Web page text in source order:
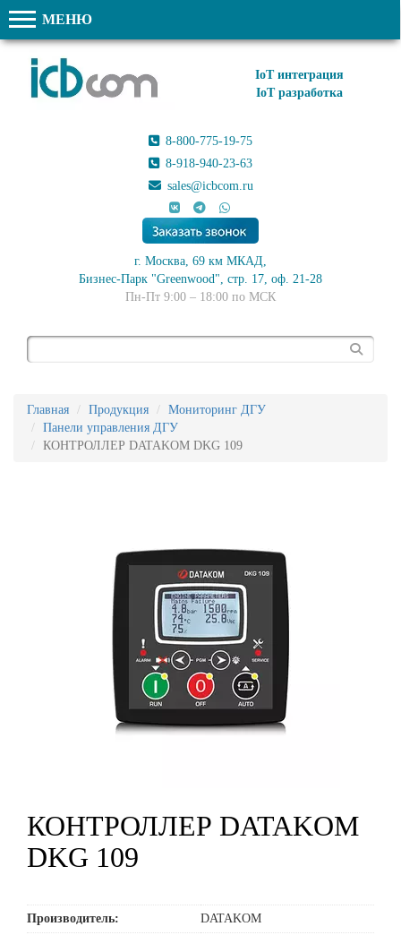
МЕНЮ
IoT интеграция
IoT разработка
8-800-775-19-75
8-918-940-23-63
sales@icbcom.ru
г. Москва, 69 км МКАД,
Бизнес-Парк "Greenwood", стр. 17, оф. 21-28
Пн-Пт 9:00 – 18:00 по МСК
Главная Продукция
Мониторинг ДГУ
Панели управления ДГУ
КОНТРОЛЛЕР DATAKOM DKG 109
КОНТРОЛЛЕР DATAKOM
DKG 109
Производитель: DATAKOM